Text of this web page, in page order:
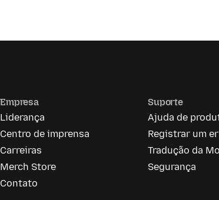
Empresa
Liderança
Centro de imprensa
Carreiras
Merch Store
Contato
Suporte
Ajuda de
Registrar um
Tradução da
Segurança